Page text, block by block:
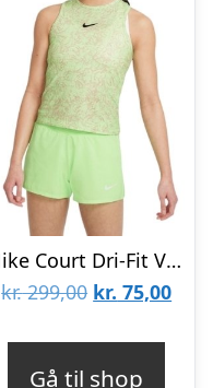
Nike Court Dri-Fit Victory Junior Tanktop Lime Glow
kr.299,00 Den
kr. 75,00Den
Gå til shop